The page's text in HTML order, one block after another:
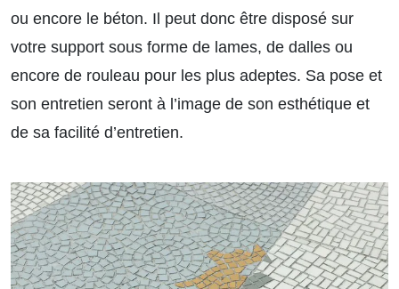
ou encore le béton. Il peut donc être disposé sur
votre support sous forme de lames, de dalles ou
encore de rouleau pour les plus adeptes. Sa pose et
son entretien seront à l’image de son esthétique et
de sa facilité d’entretien.